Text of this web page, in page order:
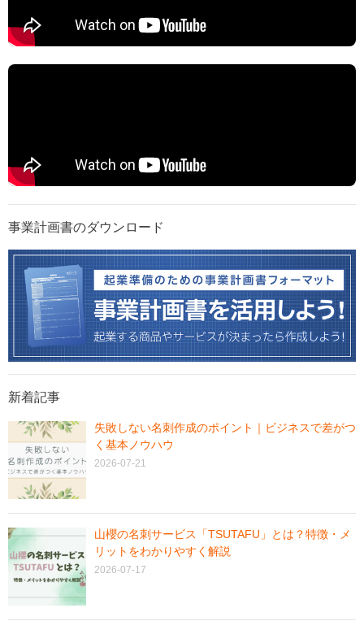
事業計画書のダウンロード
新着記事
失敗しない名刺作成のポイント｜ビジネスで差がつ
く基本ノウハウ
2026-07-21
山櫻の名刺サービス「TSUTAFU」とは？特徴・メ
リットをわかりやすく解説
2026-07-17